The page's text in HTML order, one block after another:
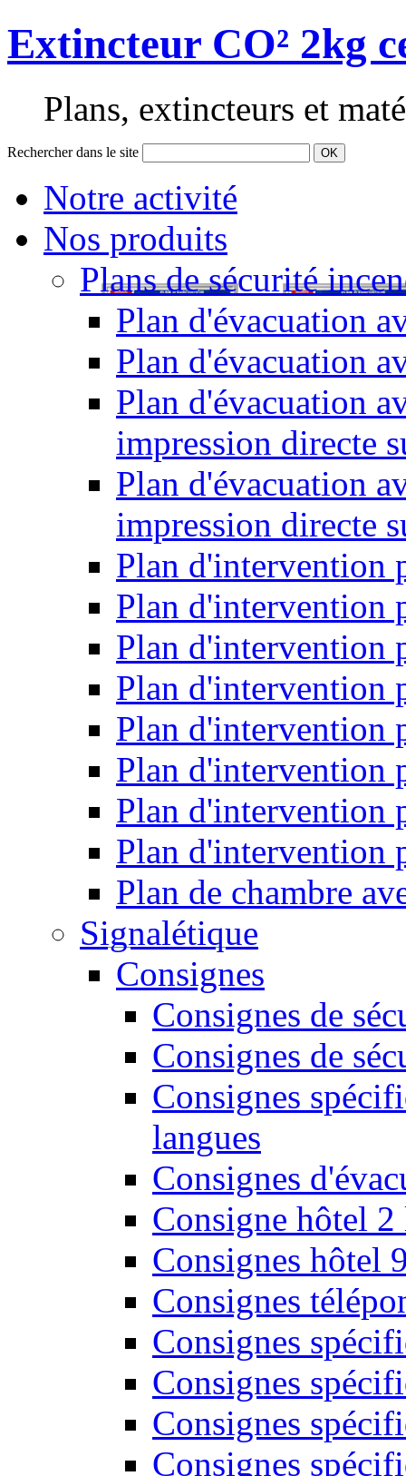
Extincteur CO² 2kg
Plans, extincteurs et
Rechercher dans le site OK
Notre activité
Nos produits
Plans de sécurité
Plan d'évacuation
Plan d'évacuation
Plan d'évacuation
impression directe
Plan d'évacuation
impression directe
Plan d'intervention
Plan d'intervention
Plan d'intervention
Plan d'intervention
Plan d'intervention
Plan d'intervention
Plan d'intervention
Plan d'intervention
Plan de chambre
Signalétique
Consignes
Consignes de
Consignes de
Consignes
langues
Consignes
Consigne hôtel 2
Consignes hôtel
Consignes
Consignes
Consignes
Consignes
Consignes